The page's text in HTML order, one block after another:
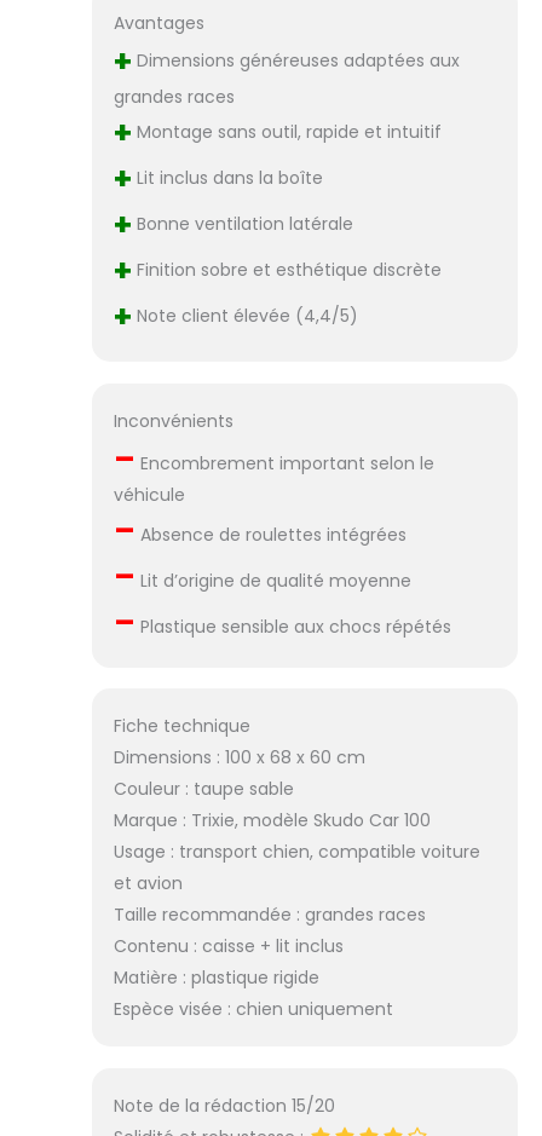
Avantages
+ Dimensions généreuses adaptées aux
grandes races
+ Montage sans outil, rapide et intuitif
+ Lit inclus dans la boîte
+ Bonne ventilation latérale
+ Finition sobre et esthétique discrète
+ Note client élevée (4,4/5)
Inconvénients
– Encombrement important selon le
véhicule
– Absence de roulettes intégrées
– Lit d’origine de qualité moyenne
– Plastique sensible aux chocs répétés
Fiche technique
Dimensions : 100 x 68 x 60 cm
Couleur : taupe sable
Marque : Trixie, modèle Skudo Car 100
Usage : transport chien, compatible voiture
et avion
Taille recommandée : grandes races
Contenu : caisse + lit inclus
Matière : plastique rigide
Espèce visée : chien uniquement
Note de la rédaction 15/20